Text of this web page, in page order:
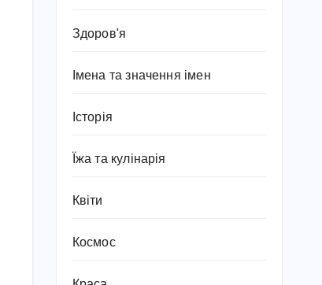
Здоров'я
Імена та значення імен
Історія
Їжа та кулінарія
Квіти
Космос